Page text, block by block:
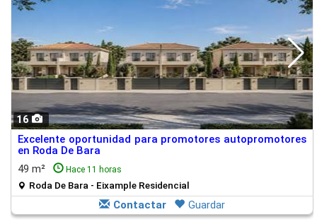
16
Excelente oportunidad para promotores autopromotores
en Roda De Bara
49 m²
Hace 11 horas
Roda De Bara - Eixample Residencial
Contactar Guardar